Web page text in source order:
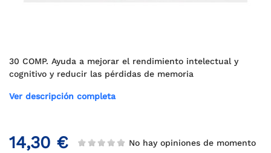
30 COMP. Ayuda a mejorar el rendimiento intelectual y
cognitivo y reducir las pérdidas de memoria
Ver descripción completa
14,30 € No hay opiniones de momento